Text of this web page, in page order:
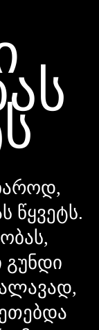
წყვეტს.
გუნდი